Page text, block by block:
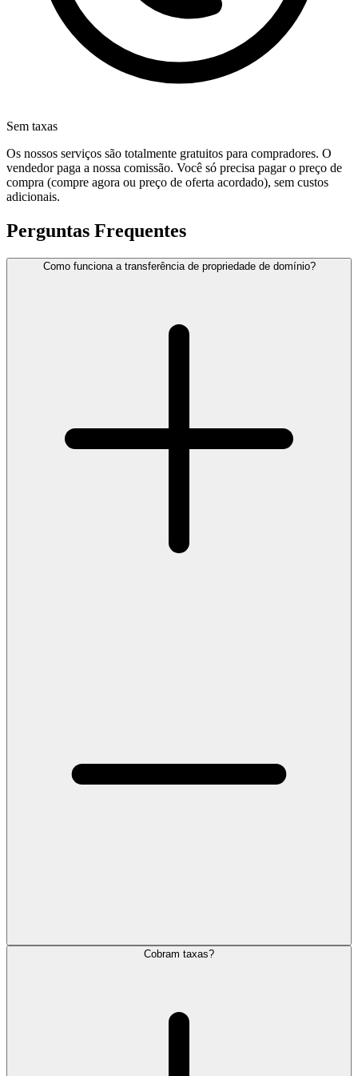
Sem taxas
Os nossos serviços são totalmente gratuitos para compradores. O
vendedor paga a nossa comissão. Você só precisa pagar o preço de
compra (compre agora ou preço de oferta acordado), sem custos
adicionais.
Perguntas Frequentes
Como funciona a transferência de propriedade de domínio?
Cobram taxas?